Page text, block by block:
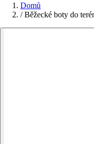
Domů
/ Běžecké boty do